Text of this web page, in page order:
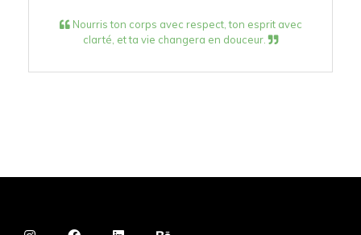
Nourris ton corps avec respect, ton esprit avec
clarté, et ta vie changera en douceur.